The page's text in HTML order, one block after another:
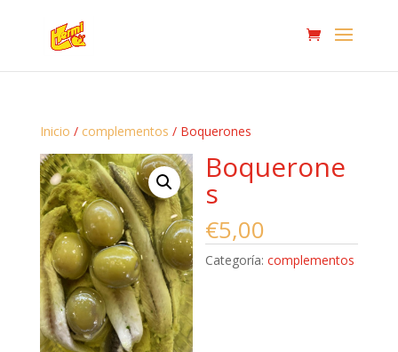
Inicio / complementos / Boquerones
Boquerone
s
€5,00
Categoría:complementos